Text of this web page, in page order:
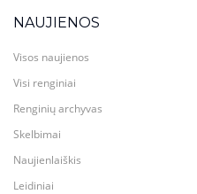
NAUJIENOS
Visos naujienos
Visi renginiai
Renginių archyvas
Skelbimai
Naujienlaiškis
Leidiniai